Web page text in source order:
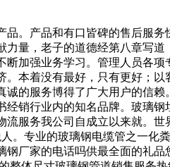
产品和有口皆碑的售后服务
量，老子的道德经第八章写
加强业务学习。管理人员各
本着没有最好，只有更好；
的服务博得了广大用户的信
销行业内的知名品牌。玻璃
服务我公司自成立以来就。
。专业的玻璃钢电缆管之一
厂家的电话吗供最全面的礼